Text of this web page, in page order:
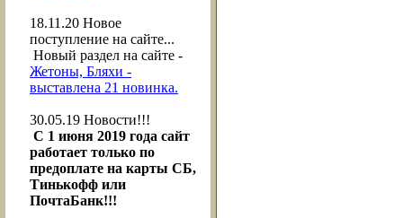
18.11.20 Новое
поступление на сайте...
Новый раздел на сайте -
Жетоны, Бляхи -
выставлена 21 новинка.
30.05.19 Новости!!!
С 1 июня 2019 года сайт
работает только по
предоплате на карты СБ,
Тинькофф или
ПочтаБанк!!!